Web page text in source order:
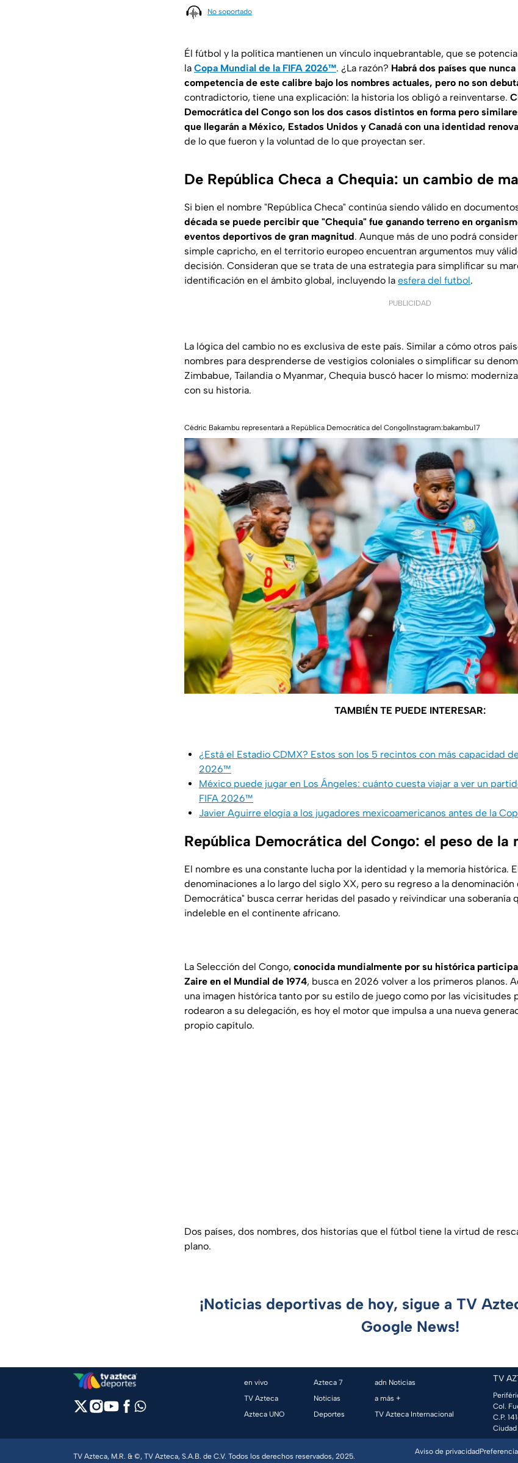
No soportado
Él fútbol y la política mantienen un vínculo inquebrantable, que se
la Copa Mundial de la FIFA 2026™. ¿La razón? Habrá dos países que
competencia de este calibre bajo los nombres actuales, pero no son
contradictorio, tiene una explicación: la historia los obligó a reinventarse.
Democrática del Congo son los dos casos distintos en forma pero
que llegarán a México, Estados Unidos y Canadá con una identidad
de lo que fueron y la voluntad de lo que proyectan ser.
De República Checa a Chequia: un cambio de
Si bien el nombre "República Checa" continúa siendo válido en
década se puede percibir que "Chequia" fue ganando terreno en
eventos deportivos de gran magnitud. Aunque más de uno podrá
simple capricho, en el territorio europeo encuentran argumentos muy
decisión. Consideran que se trata de una estrategia para simplificar su
identificación en el ámbito global, incluyendo la esfera del futbol.
PUBLICIDAD
La lógica del cambio no es exclusiva de este país. Similar a cómo otros
nombres para desprenderse de vestigios coloniales o simplificar su
Zimbabue, Tailandia o Myanmar, Chequia buscó hacer lo mismo:
con su historia.
Cédric Bakambu representará a República Democrática del Congo|Instagram:bakambu17
TAMBIÉN TE PUEDE INTERESAR:
¿Está el Estadio CDMX? Estos son los 5 recintos con más capacidad
2026™
México puede jugar en Los Ángeles: cuánto cuesta viajar a ver un
FIFA 2026™
Javier Aguirre elogia a los jugadores mexicoamericanos antes de la
República Democrática del Congo: el peso de la
El nombre es una constante lucha por la identidad y la memoria histórica.
denominaciones a lo largo del siglo XX, pero su regreso a la denominación
Democrática" busca cerrar heridas del pasado y reivindicar una soberanía
indeleble en el continente africano.
La Selección del Congo, conocida mundialmente por su histórica
Zaire en el Mundial de 1974, busca en 2026 volver a los primeros planos.
una imagen histórica tanto por su estilo de juego como por las vicisitudes
rodearon a su delegación, es hoy el motor que impulsa a una nueva
propio capítulo.
Dos países, dos nombres, dos historias que el fútbol tiene la virtud de
plano.
¡Noticias deportivas de hoy, sigue a TV
Google News!
en vivo
TV Azteca
Azteca UNO
Azteca 7
Noticias
Deportes
adn Noticias
a más +
TV Azteca Internacional
TV
Col.
C.P.
TV Azteca, M.R. & ©, TV Azteca, S.A.B. de C.V. Todos los derechos reservados, 2025.
Aviso de privacidad